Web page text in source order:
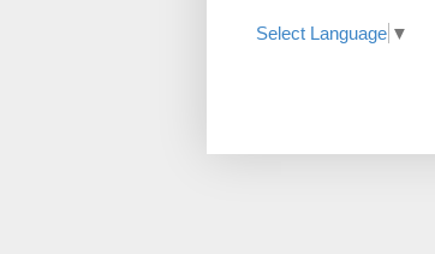
Select Language ▼